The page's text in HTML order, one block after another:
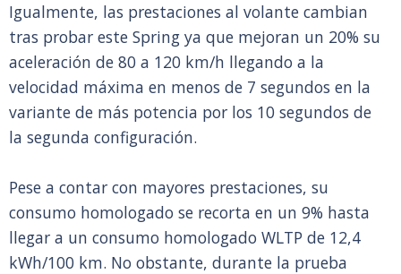
Igualmente, las prestaciones al volante cambian
tras probar este Spring ya que mejoran un 20% su
aceleración de 80 a 120 km/h llegando a la
velocidad máxima en menos de 7 segundos en la
variante de más potencia por los 10 segundos de
la segunda configuración.
Pese a contar con mayores prestaciones, su
consumo homologado se recorta en un 9% hasta
llegar a un consumo homologado WLTP de 12,4
kWh/100 km. No obstante, durante la prueba